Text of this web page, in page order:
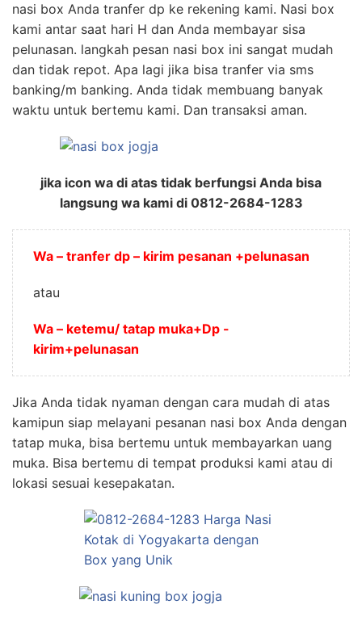
nasi box Anda tranfer dp ke rekening kami. Nasi box
kami antar saat hari H dan Anda membayar sisa
pelunasan. langkah pesan nasi box ini sangat mudah
dan tidak repot. Apa lagi jika bisa tranfer via sms
banking/m banking. Anda tidak membuang banyak
waktu untuk bertemu kami. Dan transaksi aman.
jika icon wa di atas tidak berfungsi Anda bisa
langsung wa kami di 0812-2684-1283
Wa – tranfer dp – kirim pesanan +pelunasan
atau
Wa – ketemu/ tatap muka+Dp -
kirim+pelunasan
Jika Anda tidak nyaman dengan cara mudah di atas
kamipun siap melayani pesanan nasi box Anda dengan
tatap muka, bisa bertemu untuk membayarkan uang
muka. Bisa bertemu di tempat produksi kami atau di
lokasi sesuai kesepakatan.